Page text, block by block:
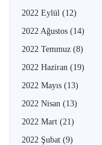
2022 Eylül (12)
2022 Ağustos (14)
2022 Temmuz (8)
2022 Haziran (19)
2022 Mayıs (13)
2022 Nisan (13)
2022 Mart (21)
2022 Şubat (9)